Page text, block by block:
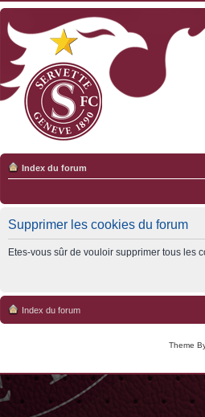
Index du forum
Supprimer les cookies du forum
Etes-vous sûr de vouloir supprimer tous les
Index du forum
Theme